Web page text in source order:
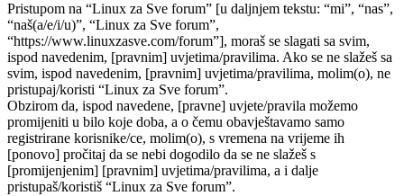
Pristupom na “Linux za Sve forum” [u daljnjem tekstu: “mi”, “nas”,
“naš(a/e/i/u)”, “Linux za Sve forum”,
“https://www.linuxzasve.com/forum”], moraš se slagati sa svim,
ispod navedenim, [pravnim] uvjetima/pravilima. Ako se ne slažeš sa
svim, ispod navedenim, [pravnim] uvjetima/pravilima, molim(o), ne
pristupaj/koristi “Linux za Sve forum”.
Obzirom da, ispod navedene, [pravne] uvjete/pravila možemo
promijeniti u bilo koje doba, a o čemu obavještavamo samo
registrirane korisnike/ce, molim(o), s vremena na vrijeme ih
[ponovo] pročitaj da se nebi dogodilo da se ne slažeš s
[promijenjenim] [pravnim] uvjetima/pravilima, a i dalje
pristupaš/koristiš “Linux za Sve forum”.